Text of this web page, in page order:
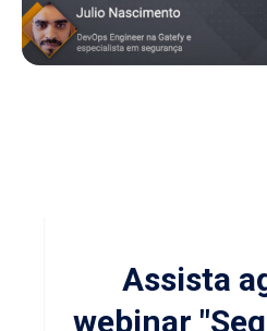
Assista
webinar